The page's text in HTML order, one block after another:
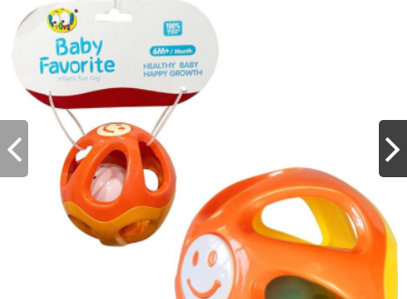
Auto sedišta za decu i bebe
Kreveci, ljuljaške i ležaljke
Kadice, noše i adapteri
Hranilice, flašice i cucle
Monitori, Ogradice i tricikli
Posteljine, vrećice i baldahini